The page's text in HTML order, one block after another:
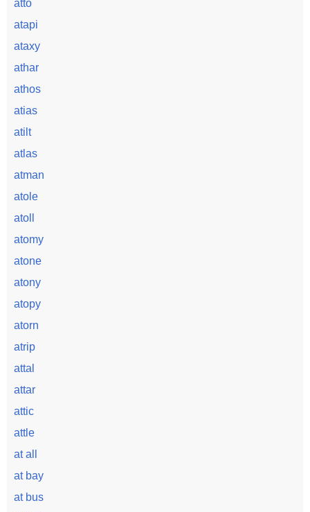
atto
atapi
ataxy
athar
athos
atias
atilt
atlas
atman
atole
atoll
atomy
atone
atony
atopy
atorn
atrip
attal
attar
attic
attle
at all
at bay
at bus